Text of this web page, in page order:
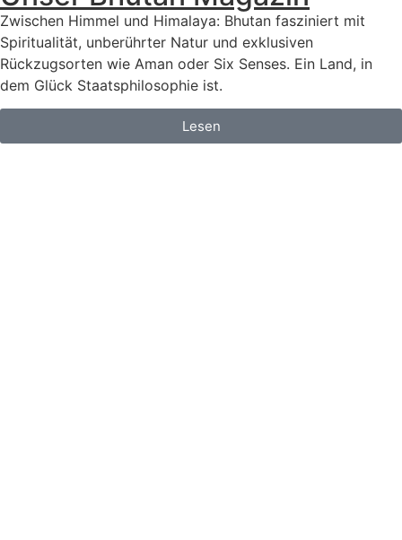
Zwischen Himmel und Himalaya: Bhutan fasziniert mit
Spiritualität, unberührter Natur und exklusiven
Rückzugsorten wie Aman oder Six Senses. Ein Land, in
dem Glück Staatsphilosophie ist.
Lesen